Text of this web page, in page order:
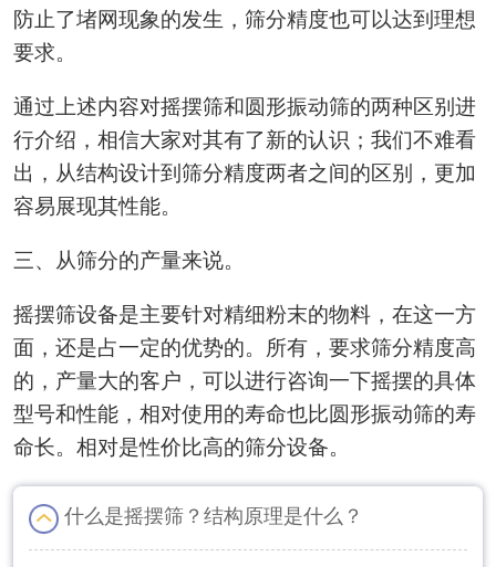
防止了堵网现象的发生，筛分精度也可以达到理想
要求。
通过上述内容对摇摆筛和圆形振动筛的两种区别进
行介绍，相信大家对其有了新的认识；我们不难看
出，从结构设计到筛分精度两者之间的区别，更加
容易展现其性能。
三、从筛分的产量来说。
摇摆筛设备是主要针对精细粉末的物料，在这一方
面，还是占一定的优势的。所有，要求筛分精度高
的，产量大的客户，可以进行咨询一下摇摆的具体
型号和性能，相对使用的寿命也比圆形振动筛的寿
命长。相对是性价比高的筛分设备。
什么是摇摆筛？结构原理是什么？